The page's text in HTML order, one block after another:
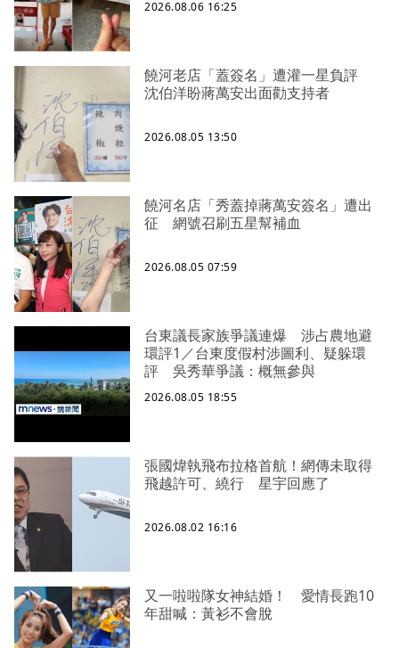
2026.08.06 16:25
饒河老店「蓋簽名」遭灌一星負評
沈伯洋盼蔣萬安出面勸支持者
2026.08.05 13:50
饒河名店「秀蓋掉蔣萬安簽名」遭出
征 網號召刷五星幫補血
2026.08.05 07:59
台東議長家族爭議連爆 涉占農地避
環評1／台東度假村涉圖利、疑躲環
評 吳秀華爭議：概無參與
2026.08.05 18:55
張國煒執飛布拉格首航！網傳未取得
飛越許可、繞行 星宇回應了
2026.08.02 16:16
又一啦啦隊女神結婚！ 愛情長跑10
年甜喊：黃衫不會脫